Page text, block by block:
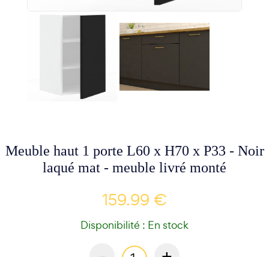
Meuble haut 1 porte L60 x H70 x P33 - Noir
laqué mat - meuble livré monté
159.99 €
Disponibilité : En stock